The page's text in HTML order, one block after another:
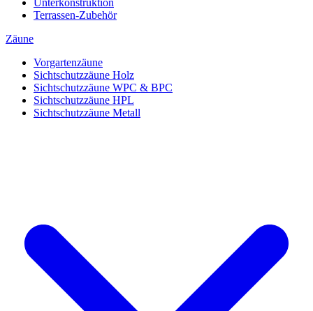
Unterkonstruktion
Terrassen-Zubehör
Zäune
Vorgartenzäune
Sichtschutzzäune Holz
Sichtschutzzäune WPC & BPC
Sichtschutzzäune HPL
Sichtschutzzäune Metall